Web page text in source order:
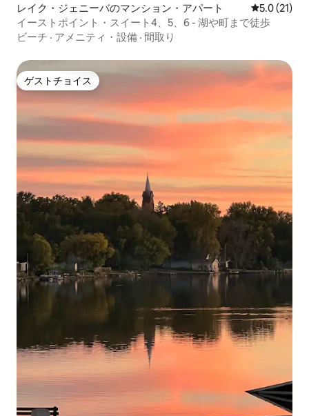
レイク・ジェニーバのマンション・アパート レビュー21
5.0 (21)
イーストポイント・スイート4、5、6 - 湖や町まで徒歩
ビーチ · アメニティ・設備 · 間取り
ゲストチョイス
ゲストチョイス